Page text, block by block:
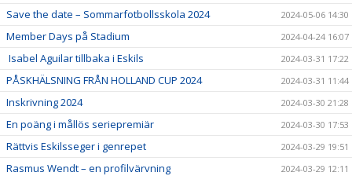
Save the date – Sommarfotbollsskola 2024 2024-05-06 14:30
Member Days på Stadium 2024-04-24 16:07
Isabel Aguilar tillbaka i Eskils 2024-03-31 17:22
PÅSKHÄLSNING FRÅN HOLLAND CUP 2024 2024-03-31 11:44
Inskrivning 2024 2024-03-30 21:28
En poäng i mållös seriepremiär 2024-03-30 17:53
Rättvis Eskilsseger i genrepet 2024-03-29 19:51
Rasmus Wendt – en profilvärvning 2024-03-29 12:11